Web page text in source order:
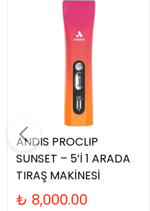
ANDIS PROCLIP
SUNSET – 5’İ 1 ARADA
TIRAŞ MAKİNESİ
₺ 8,000.00